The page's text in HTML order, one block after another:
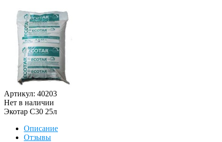
Артикул: 40203
Нет в наличии
Экотар C30 25л
Описание
Отзывы